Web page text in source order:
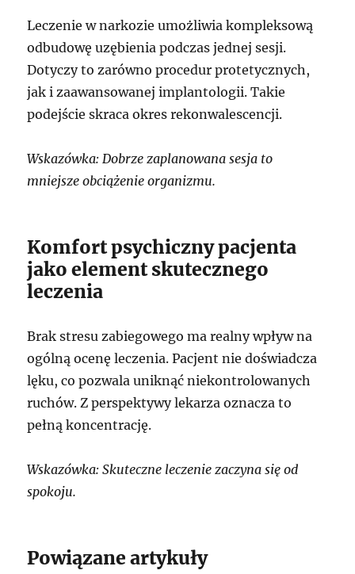
Leczenie w narkozie umożliwia kompleksową
odbudowę uzębienia podczas jednej sesji.
Dotyczy to zarówno procedur protetycznych,
jak i zaawansowanej implantologii. Takie
podejście skraca okres rekonwalescencji.
Wskazówka: Dobrze zaplanowana sesja to
mniejsze obciążenie organizmu.
Komfort psychiczny pacjenta
jako element skutecznego
leczenia
Brak stresu zabiegowego ma realny wpływ na
ogólną ocenę leczenia. Pacjent nie doświadcza
lęku, co pozwala uniknąć niekontrolowanych
ruchów. Z perspektywy lekarza oznacza to
pełną koncentrację.
Wskazówka: Skuteczne leczenie zaczyna się od
spokoju.
Powiązane artykuły